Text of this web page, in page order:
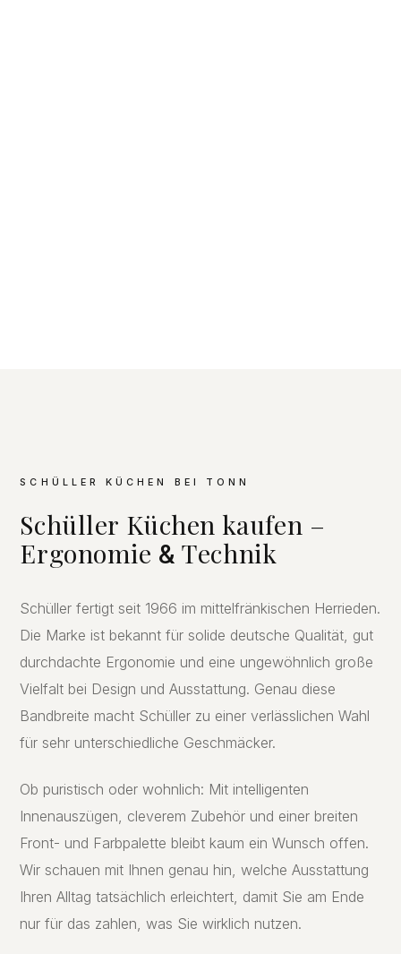
SCHÜLLER KÜCHEN BEI TONN
Schüller Küchen kaufen –
Ergonomie & Technik
Schüller fertigt seit 1966 im mittelfränkischen Herrieden.
Die Marke ist bekannt für solide deutsche Qualität, gut
durchdachte Ergonomie und eine ungewöhnlich große
Vielfalt bei Design und Ausstattung. Genau diese
Bandbreite macht Schüller zu einer verlässlichen Wahl
für sehr unterschiedliche Geschmäcker.
Ob puristisch oder wohnlich: Mit intelligenten
Innenauszügen, cleverem Zubehör und einer breiten
Front- und Farbpalette bleibt kaum ein Wunsch offen.
Wir schauen mit Ihnen genau hin, welche Ausstattung
Ihren Alltag tatsächlich erleichtert, damit Sie am Ende
nur für das zahlen, was Sie wirklich nutzen.